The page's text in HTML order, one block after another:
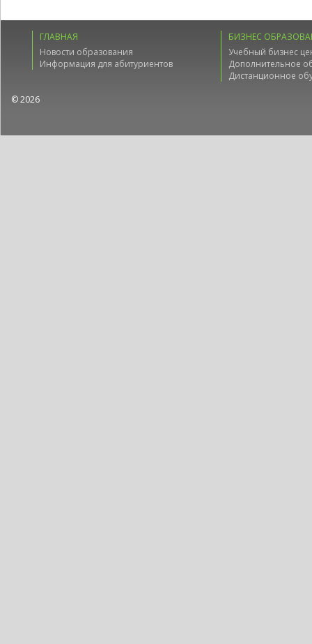
ГЛАВНАЯ
Новости образования
Информация для абитуриентов
БИЗНЕС
Учебный бизнес
Дополнительное
Дистанционное
© 2026